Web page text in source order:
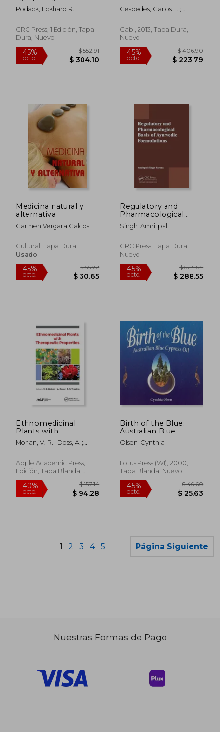
40%
dcto.
$ 42.76
$ 25.66
40%
dcto.
45% 45% $
Complement
Effectors of the
Volume 1 (en Inglés)
Podack, Eckhard R.
CRC Press, 1 Edición, Tapa
Dura, Nuevo
Wild Medicinal Plants
(en Inglés)
Cespedes, Carlos L. ;
Seigler, David S.
Cabi, 2013, Tapa Dura,
Nuevo
Medicina natural y
alternativa
Carmen Vergara Galdos
Cultural, Tapa Dura,
Usado
Regulatory and
Pharmacological
Basis of Ayurvedic
Formulations (en
Singh, Amritpal
CRC Press, Tapa Dura,
Nuevo
Ethnomedicinal
Plants with
Therapeutic
Properties (en Inglés)
Mohan, V. R. ; Doss, A. ;
Apple Academic Press, 1
Edición, Tapa Blanda,
Nuevo
Birth of the Blue:
Australian Blue
Cypress Oil (en
Inglés)
Olsen, Cynthia
Lotus Press (WI), 2000,
Tapa Blanda, Nuevo
1 2 3 4 5 Página Siguiente
Nuestras Formas de Pago